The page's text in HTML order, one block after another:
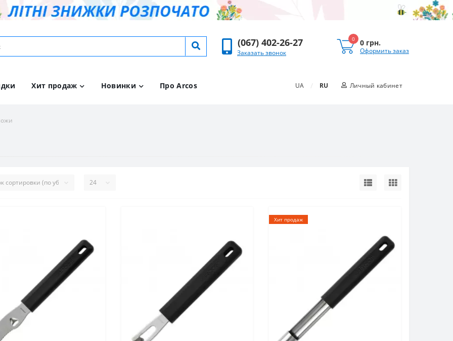
(067) 402-26-27
Заказать звонок
0 0 грн.
Оформить заказ
Хит продаж Новинки Про Arcos UA / RU Личный кабинет
Хит продаж